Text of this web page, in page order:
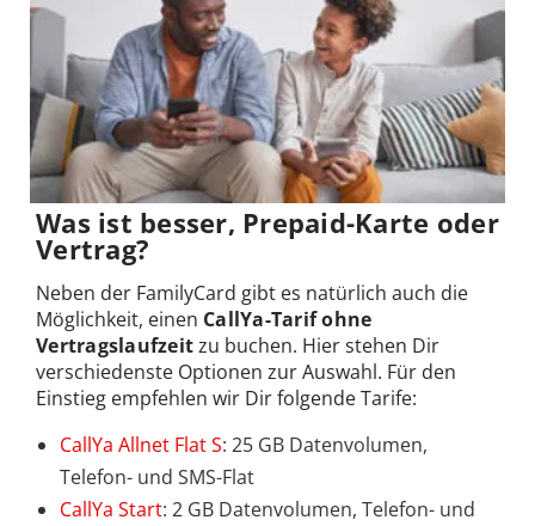
Was ist besser, Prepaid-Karte oder
Vertrag?
Neben der FamilyCard gibt es natürlich auch die
Möglichkeit, einen CallYa-Tarif ohne
Vertragslaufzeitzu buchen. Hier stehen Dir
verschiedenste Optionen zur Auswahl. Für den
Einstieg empfehlen wir Dir folgende Tarife:
CallYa Allnet Flat S: 25 GB Datenvolumen,
Telefon- und SMS-Flat
CallYa Start: 2 GB Datenvolumen, Telefon- und